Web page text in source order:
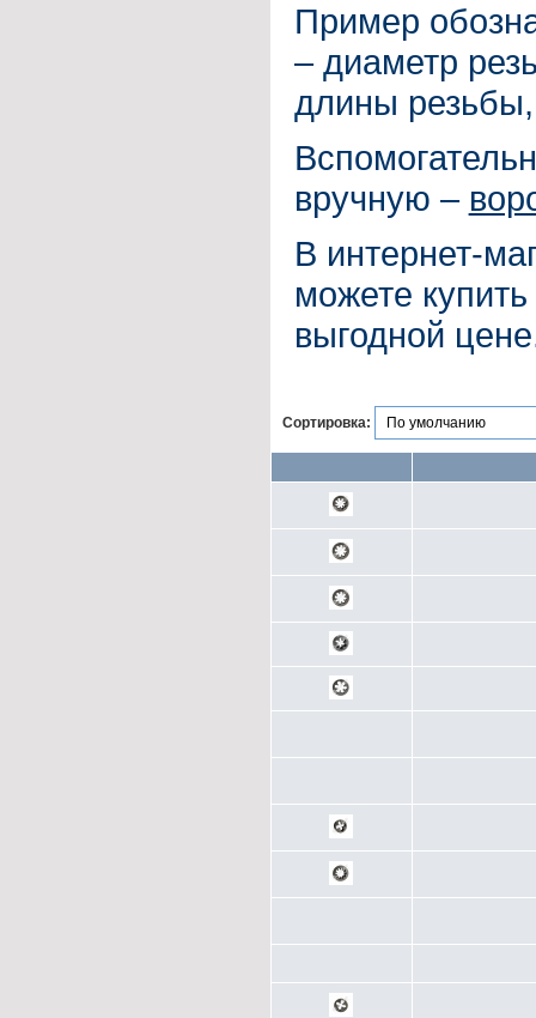
Пример
– диаметр
длины
вручную –
В интернет-
можете
выгодной
Сортировка: